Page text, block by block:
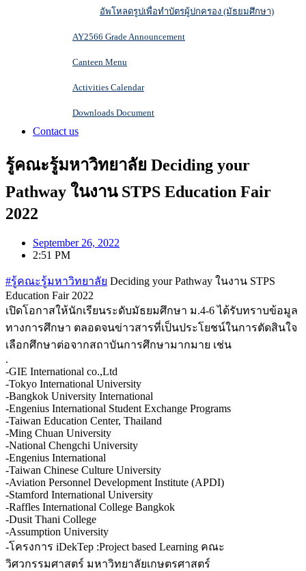
อัพโหลดรูปเพื่อทำบัตรผู้ปกครอง (มัธยมศึกษา)
AY2566 Grade Announcement
Canteen Menu
Activities Calendar
Downloads Document
Contact us
รู้คณะรู้มหาวิทยาลัย Deciding your
Pathway ในงาน STPS Education Fair
2022
September 26, 2022
2:51 PM
#รู้คณะรู้มหาวิทยาลัย Deciding your Pathway ในงาน STPS
Education Fair 2022
เปิดโอกาสให้นักเรียนระดับมัธยมศึกษา ม.4-6 ได้รับทราบข้อมูล
ทางการศึกษา ตลอดจนข่าวสารที่เป็นประโยชน์ในการตัดสินใจ
เลือกศึกษาต่อจากสถาบันการศึกษามากมาย เช่น
.
-GIE International co.,Ltd
-Tokyo International University
-Bangkok University International
-Engenius International Student Exchange Programs
-Taiwan Education Center, Thailand
-Ming Chuan University
-National Chengchi University
-Engenius International
-Taiwan Chinese Culture University
-Aviation Personnel Development Institute (APDI)
-Stamford International University
-Raffles International College Bangkok
-Dusit Thani College
-Assumption University
-โครงการ iDekTep :Project based Learning คณะ
วิศวกรรมศาสตร์ มหาวิทยาลัยเกษตรศาสตร์